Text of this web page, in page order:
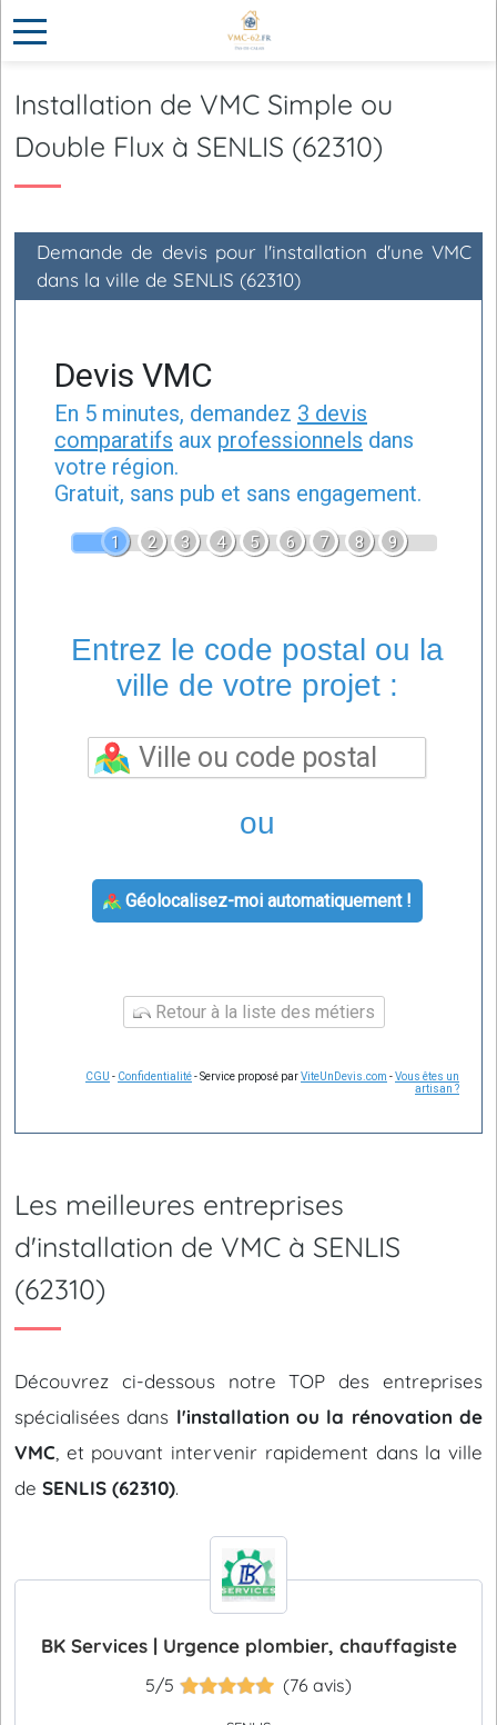
Installation de VMC Simple ou
Double Flux à SENLIS (62310)
Demande de devis pour l'installation d'une VMC
dans la ville de SENLIS (62310)
Devis VMC
En 5 minutes, demandez 3 devis
comparatifs aux professionnels dans
votre région.
Gratuit, sans pub et sans engagement.
1 2 3 4 5 6 7 8 9
Entrez le code postal ou la
ville de votre projet :
ou
Géolocalisez-moi automatiquement !
Retour à la liste des métiers
CGU - Confidentialité- Service proposé parViteUnDevis.com -Vous êtes un
artisan ?
Les meilleures entreprises
d'installation de VMC à SENLIS
(62310)
Découvrez ci-dessous notre TOP des entreprises
spécialisées dans l'installation ou la rénovation de
VMC , et pouvant intervenir rapidement dans la ville
de SENLIS (62310).
BK Services | Urgence plombier, chauffagiste
5/5 (76 avis)